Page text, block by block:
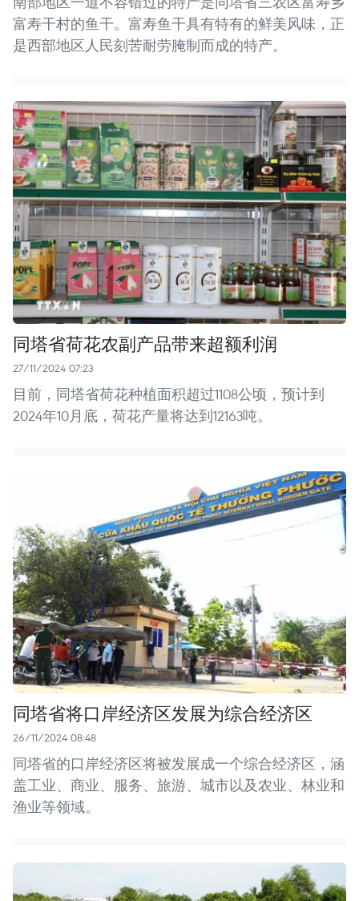
富寿干村的鱼干。富寿鱼干具有特有的鲜美风味，正
是西部地区人民刻苦耐劳腌制而成的特产。
同塔省荷花农副产品带来超额利润
27/11/2024 07:23
目前，同塔省荷花种植面积超过1108公顷，预计到
2024年10月底，荷花产量将达到12163吨。
同塔省将口岸经济区发展为综合经济区
26/11/2024 08:48
同塔省的口岸经济区将被发展成一个综合经济区，涵
盖工业、商业、服务、旅游、城市以及农业、林业和
渔业等领域。